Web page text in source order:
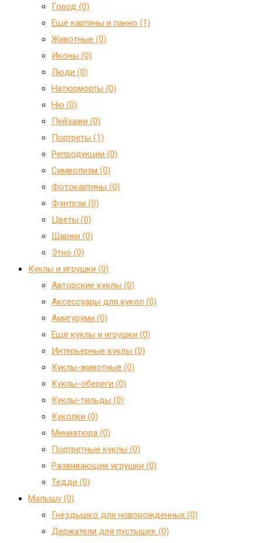
Город (0)
Ещё картины и панно (1)
Животные (0)
Иконы (0)
Люди (0)
Натюрморты (0)
Ню (0)
Пейзажи (0)
Портреты (1)
Репродукции (0)
Символизм (0)
Фотокартины (0)
Фэнтези (0)
Цветы (0)
Шаржи (0)
Этно (0)
Куклы и игрушки (0)
Авторские куклы (0)
Аксессуары для кукол (0)
Амигуруми (0)
Ещё куклы и игрушки (0)
Интерьерные куклы (0)
Куклы-животные (0)
Куклы-обереги (0)
Куклы-тильды (0)
Куколки (0)
Миниатюра (0)
Портретные куклы (0)
Развивающие игрушки (0)
Тедди (0)
Малышу (0)
Гнёздышко для новорожденных (0)
Держатели для пустышек (0)